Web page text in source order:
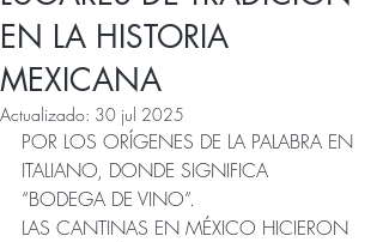
EN LA HISTORIA
MEXICANA
Actualizado: 30 jul 2025
POR LOS ORÍGENES DE LA PALABRA EN
ITALIANO, DONDE SIGNIFICA
“BODEGA DE VINO”.
LAS CANTINAS EN MÉXICO HICIERON